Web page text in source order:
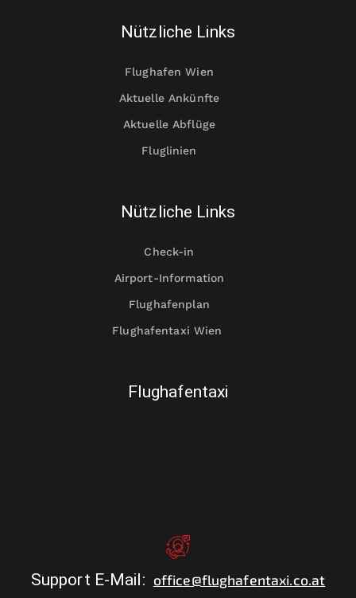
Nützliche Links
Flughafen Wien
Aktuelle Ankünfte
Aktuelle Abflüge
Fluglinien
Nützliche Links
Check-in
Airport-Information
Flughafenplan
Flughafentaxi Wien
Flughafentaxi
Support E-Mail: office@flughafentaxi.co.at